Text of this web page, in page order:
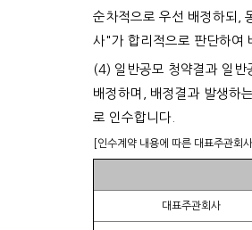
순차적으로 우선 배정하되,
사"가 합리적으로 판단하여
(4) 일반공모 청약결과 일반
배정하며, 배정결과 발생하
로 인수합니다.
[인수계약 내용에 따른 대표주관회
대표주관회사